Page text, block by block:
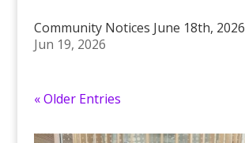
Community Notices June 18th, 2026
Jun 19, 2026
« Older Entries